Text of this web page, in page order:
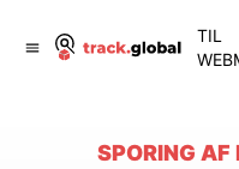
TIL
SPORING AF